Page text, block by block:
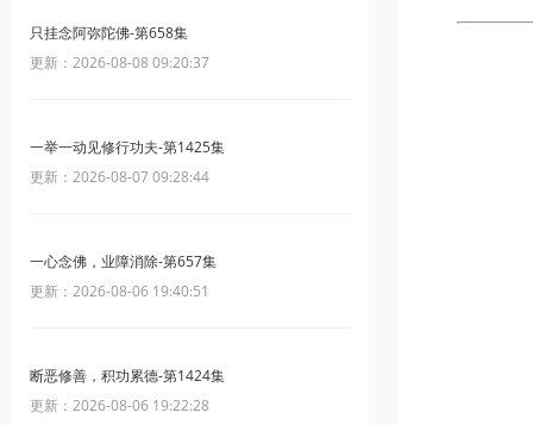
只挂念阿弥陀佛-第658集
更新：2026-08-08 09:20:37
一举一动见修行功夫-第1425集
更新：2026-08-07 09:28:44
一心念佛，业障消除-第657集
更新：2026-08-06 19:40:51
断恶修善，积功累德-第1424集
更新：2026-08-06 19:22:28